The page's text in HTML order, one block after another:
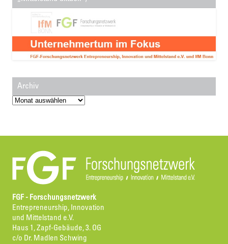
Archiv
Archiv
FGF - Forschungsnetzwerk
Entrepreneurship, Innovation
und Mittelstand e.V.
Haus 1, Zapf-Gebäude, 3. OG
c/o Dr. Madlen Schwing